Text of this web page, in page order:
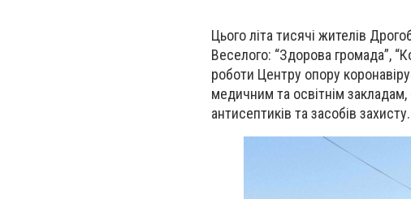
Цього літа тисячі жителів
Веселого: “Здорова громада”,
роботи Центру опору
медичним та освітнім
антисептиків та засобів захисту.